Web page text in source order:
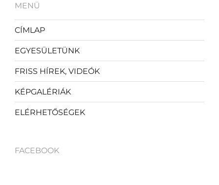
MENÜ
CÍMLAP
EGYESÜLETÜNK
FRISS HÍREK, VIDEÓK
KÉPGALÉRIÁK
ELÉRHETŐSÉGEK
FACEBOOK